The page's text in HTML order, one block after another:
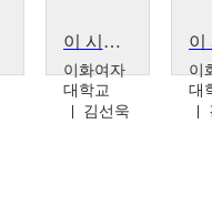
이 시대 리더와의 만남
이화여자
대학교
김선욱
이
대